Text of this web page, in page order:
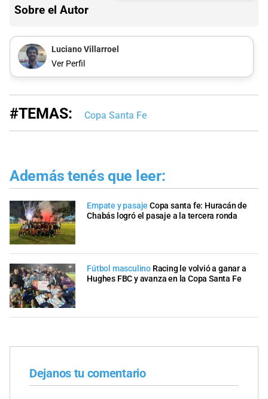
Sobre el Autor
Luciano Villarroel
Ver Perfil
#TEMAS: Copa Santa Fe
Además tenés que leer:
Empate y pasaje Copa santa fe: Huracán de
Chabás logró el pasaje a la tercera ronda
Fútbol masculino Racing le volvió a ganar a
Hughes FBC y avanza en la Copa Santa Fe
Dejanos tu comentario